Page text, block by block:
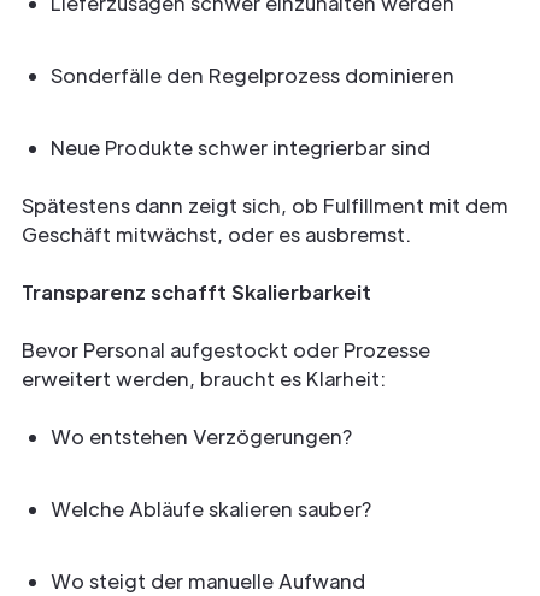
Sonderfälle den Regelprozess dominieren
Neue Produkte schwer integrierbar sind
Spätestens dann zeigt sich, ob Fulfillment mit dem
Geschäft mitwächst, oder es ausbremst.
Transparenz schafft Skalierbarkeit
Bevor Personal aufgestockt oder Prozesse
erweitert werden, braucht es Klarheit:
Wo entstehen Verzögerungen?
Welche Abläufe skalieren sauber?
Wo steigt der manuelle Aufwand